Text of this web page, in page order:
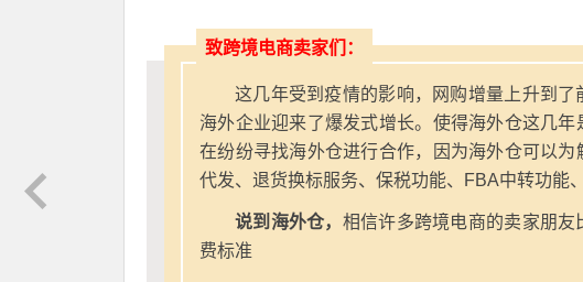
致跨境电商卖家们：
这几年受到疫情的影响，网购增量上升到
海外企业迎来了爆发式增长。使得海外仓这几
在纷纷寻找海外仓进行合作，因为海外仓可以
代发、退货换标服务、保税功能、FBA中转功能
说到海外仓， 相信许多跨境电商的卖家朋
费标准